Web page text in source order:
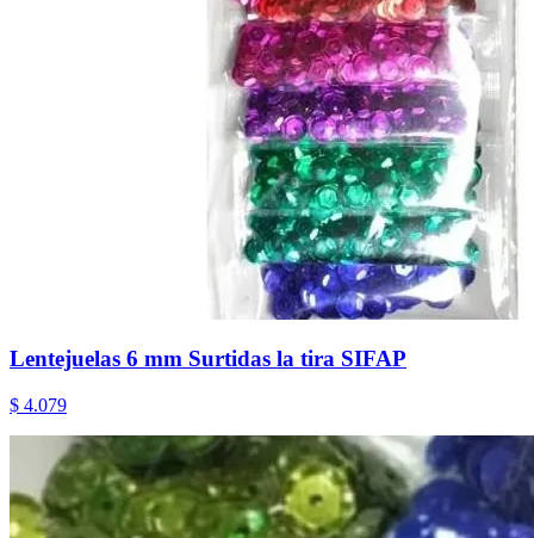
Lentejuelas 6 mm Surtidas la tira SIFAP
$ 4.079